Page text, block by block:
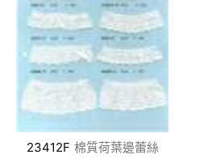
23412F 棉質荷葉邊蕾絲